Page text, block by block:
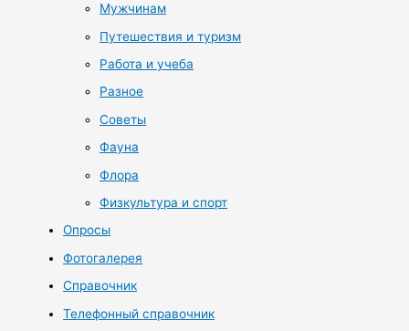
Мужчинам
Путешествия и туризм
Работа и учеба
Разное
Советы
Фауна
Флора
Физкультура и спорт
Опросы
Фотогалерея
Справочник
Телефонный справочник